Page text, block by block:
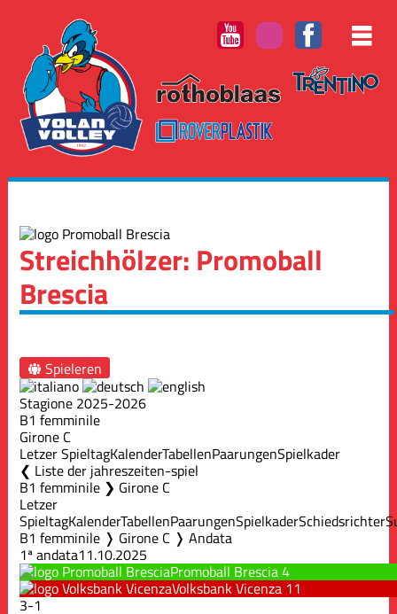
Streichhölzer: Promoball
Brescia
Spieleren
Stagione 2025-2026
B1 femminile
Girone C
Letzer SpieltagKalenderTabellenPaarungenSpielkader
Liste der jahreszeiten-spiel
B1 femminile ❯ Girone C
Letzer
SpieltagKalenderTabellenPaarungenSpielkaderSchiedsrichter
B1 femminile ❭ Girone C ❭ Andata
1ª andata11.10.2025
Promoball Brescia4
Volksbank Vicenza 11
3-1